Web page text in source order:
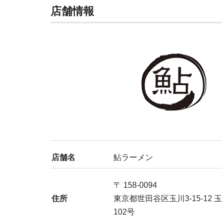
店舗情報
店舗名 鮎ラーメン
住所
〒 158-0094
東京都世田谷区玉川3-15-12
102号